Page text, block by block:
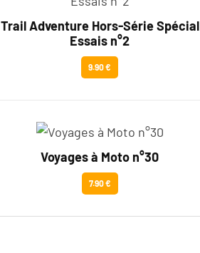
Trail Adventure Hors-Série Spécial
Essais n°2
9.90 €
Voyages à Moto n°30
7.90 €